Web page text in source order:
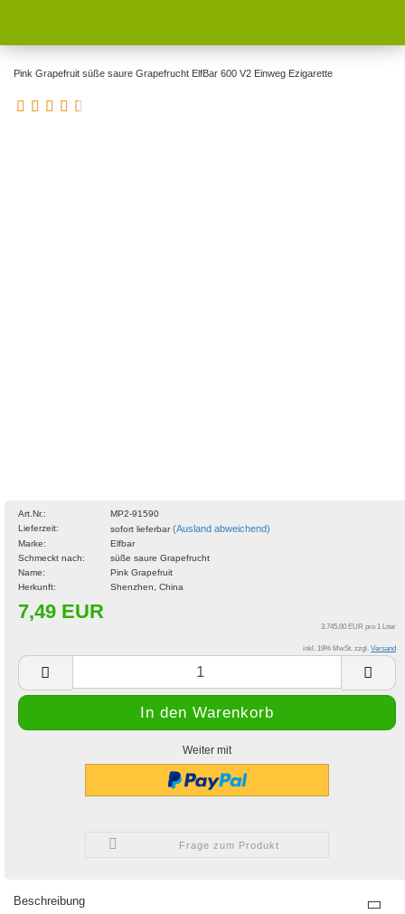
Pink Grapefruit süße saure Grapefrucht ElfBar 600 V2 Einweg Ezigarette
Art.Nr.:
MP2-91590
Lieferzeit:
sofort lieferbar(Ausland abweichend)
Marke:
Elfbar
Schmeckt nach:
süße saure Grapefrucht
Name:
Pink Grapefruit
Herkunft:
Shenzhen, China
7,49 EUR
3.745,00 EUR pro 1 Liter
inkl. 19% MwSt. zzgl. Versand
Weiter mit
Frage zum Produkt
Beschreibung